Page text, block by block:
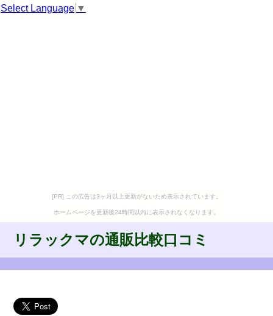
Select Language ▼
[PR] この広告は3ヶ月以上更新がないため表示されています。
ホームページを更新後24時間以内に表示されなくなります。
リラックマの通販比較口コミ